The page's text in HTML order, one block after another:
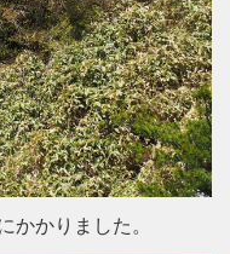
かかりました。